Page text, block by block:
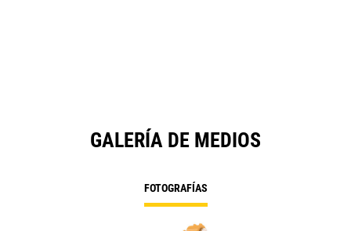
GALERÍA DE MEDIOS
FOTOGRAFÍAS